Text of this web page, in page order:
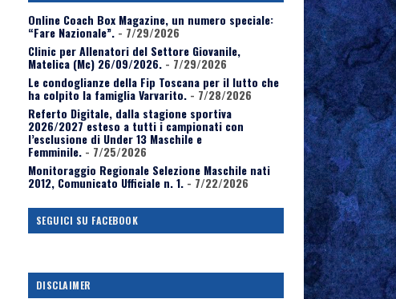
Online Coach Box Magazine, un numero speciale:
“Fare Nazionale”.- 7/29/2026
Clinic per Allenatori del Settore Giovanile,
Matelica (Mc) 26/09/2026.- 7/29/2026
Le condoglianze della Fip Toscana per il lutto che
ha colpito la famiglia Varvarito.- 7/28/2026
Referto Digitale, dalla stagione sportiva
2026/2027 esteso a tutti i campionati con
l’esclusione di Under 13 Maschile e
Femminile.- 7/25/2026
Monitoraggio Regionale Selezione Maschile nati
2012, Comunicato Ufficiale n. 1.- 7/22/2026
SEGUICI SU FACEBOOK
DISCLAIMER